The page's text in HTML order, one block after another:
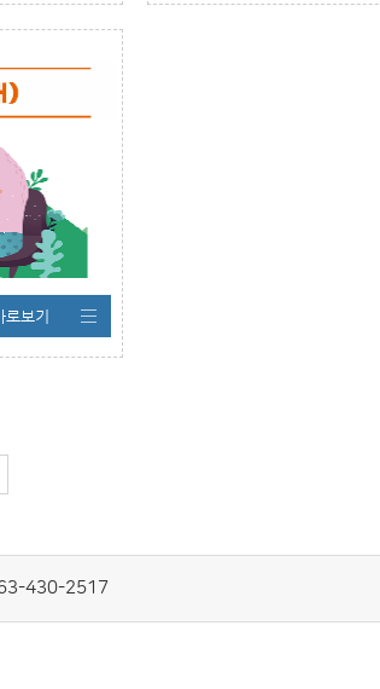
로보기
430-2517